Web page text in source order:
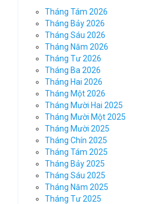
Tháng Tám 2026
Tháng Bảy 2026
Tháng Sáu 2026
Tháng Năm 2026
Tháng Tư 2026
Tháng Ba 2026
Tháng Hai 2026
Tháng Một 2026
Tháng Mười Hai 2025
Tháng Mười Một 2025
Tháng Mười 2025
Tháng Chín 2025
Tháng Tám 2025
Tháng Bảy 2025
Tháng Sáu 2025
Tháng Năm 2025
Tháng Tư 2025